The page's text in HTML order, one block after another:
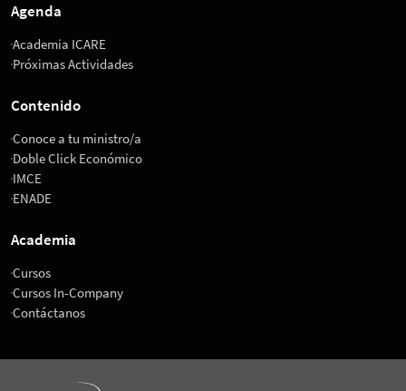
Agenda
Academia ICARE
Próximas Actividades
Contenido
Conoce a tu ministro/a
Doble Click Económico
IMCE
ENADE
Academia
Cursos
Cursos In-Company
Contáctanos